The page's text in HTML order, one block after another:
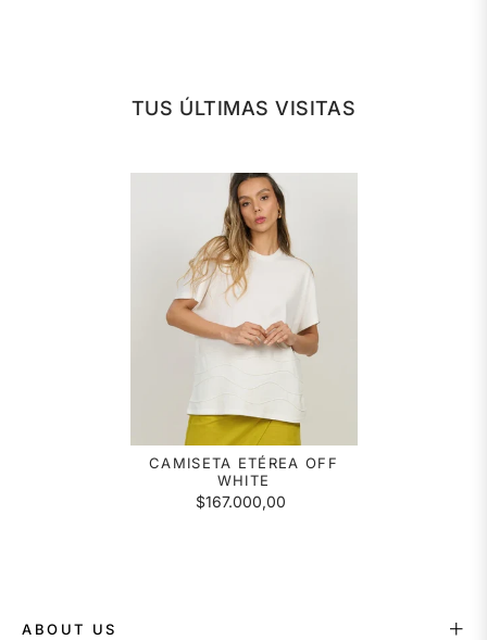
TUS ÚLTIMAS VISITAS
CAMISETA ETÉREA OFF
WHITE
$167.000,00
ABOUT US